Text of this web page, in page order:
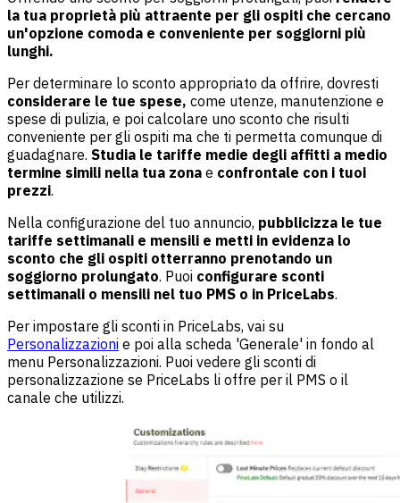
la tua proprietà più attraente per gli ospiti che cercano
un'opzione comoda e conveniente per soggiorni più
lunghi.
Per determinare lo sconto appropriato da offrire, dovresti
considerare le tue spese, come utenze, manutenzione e
spese di pulizia, e poi calcolare uno sconto che risulti
conveniente per gli ospiti ma che ti permetta comunque di
guadagnare. Studia le tariffe medie degli affitti a medio
termine simili nella tua zona e confrontale con i tuoi
prezzi.
Nella configurazione del tuo annuncio, pubblicizza le tue
tariffe settimanali e mensili e metti in evidenza lo
sconto che gli ospiti otterranno prenotando un
soggiorno prolungato. Puoi configurare sconti
settimanali o mensili nel tuo PMS o in PriceLabs.
Per impostare gli sconti in PriceLabs, vai su
Personalizzazioni e poi alla scheda 'Generale' in fondo al
menu Personalizzazioni. Puoi vedere gli sconti di
personalizzazione se PriceLabs li offre per il PMS o il
canale che utilizzi.